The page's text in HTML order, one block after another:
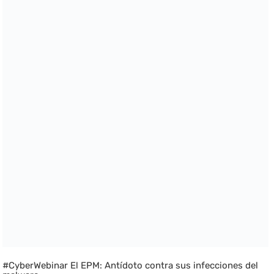
#CyberWebinar El EPM: Antídoto contra sus infecciones del